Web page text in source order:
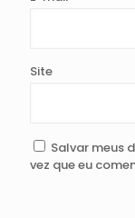
Site
Salvar meus
vez que eu